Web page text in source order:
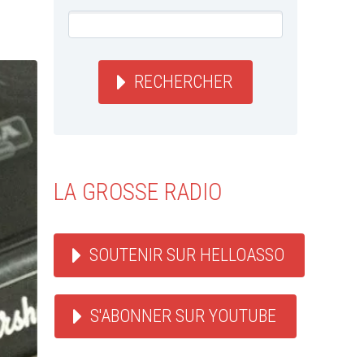
RECHERCHER
LA GROSSE RADIO
SOUTENIR SUR HELLOASSO
S'ABONNER SUR YOUTUBE